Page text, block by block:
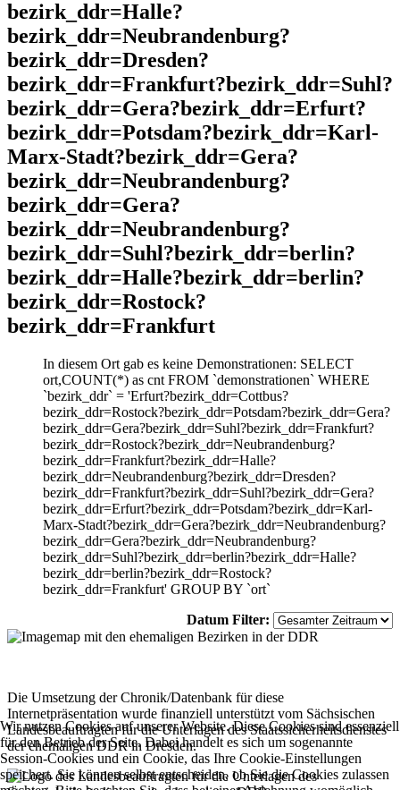
bezirk_ddr=Halle?
bezirk_ddr=Neubrandenburg?
bezirk_ddr=Dresden?
bezirk_ddr=Frankfurt?bezirk_ddr=Suhl?
bezirk_ddr=Gera?bezirk_ddr=Erfurt?
bezirk_ddr=Potsdam?bezirk_ddr=Karl-
Marx-Stadt?bezirk_ddr=Gera?
bezirk_ddr=Neubrandenburg?
bezirk_ddr=Gera?
bezirk_ddr=Neubrandenburg?
bezirk_ddr=Suhl?bezirk_ddr=berlin?
bezirk_ddr=Halle?bezirk_ddr=berlin?
bezirk_ddr=Rostock?
bezirk_ddr=Frankfurt
In diesem Ort gab es keine Demonstrationen: SELECT
ort,COUNT(*) as cnt FROM `demonstrationen` WHERE
`bezirk_ddr` = 'Erfurt?bezirk_ddr=Cottbus?
bezirk_ddr=Rostock?bezirk_ddr=Potsdam?bezirk_ddr=Gera?
bezirk_ddr=Gera?bezirk_ddr=Suhl?bezirk_ddr=Frankfurt?
bezirk_ddr=Rostock?bezirk_ddr=Neubrandenburg?
bezirk_ddr=Frankfurt?bezirk_ddr=Halle?
bezirk_ddr=Neubrandenburg?bezirk_ddr=Dresden?
bezirk_ddr=Frankfurt?bezirk_ddr=Suhl?bezirk_ddr=Gera?
bezirk_ddr=Erfurt?bezirk_ddr=Potsdam?bezirk_ddr=Karl-
Marx-Stadt?bezirk_ddr=Gera?bezirk_ddr=Neubrandenburg?
bezirk_ddr=Gera?bezirk_ddr=Neubrandenburg?
bezirk_ddr=Suhl?bezirk_ddr=berlin?bezirk_ddr=Halle?
bezirk_ddr=berlin?bezirk_ddr=Rostock?
bezirk_ddr=Frankfurt' GROUP BY `ort`
Datum Filter:
Die Umsetzung der Chronik/Datenbank für diese
Internetpräsentation wurde finanziell unterstützt vom Sächsischen
Landesbeauftragten für die Unterlagen des Staatssicherheitsdienstes
der ehemaligen DDR in Dresden.
Wir nutzen Cookies auf unserer Website. Diese Cookies sind essenziell
für den Betrieb der Seite. Dabei handelt es sich um sogenannte
Session-Cookies und ein Cookie, das Ihre Cookie-Einstellungen
speichert. Sie können selbst entscheiden, ob Sie die Cookies zulassen